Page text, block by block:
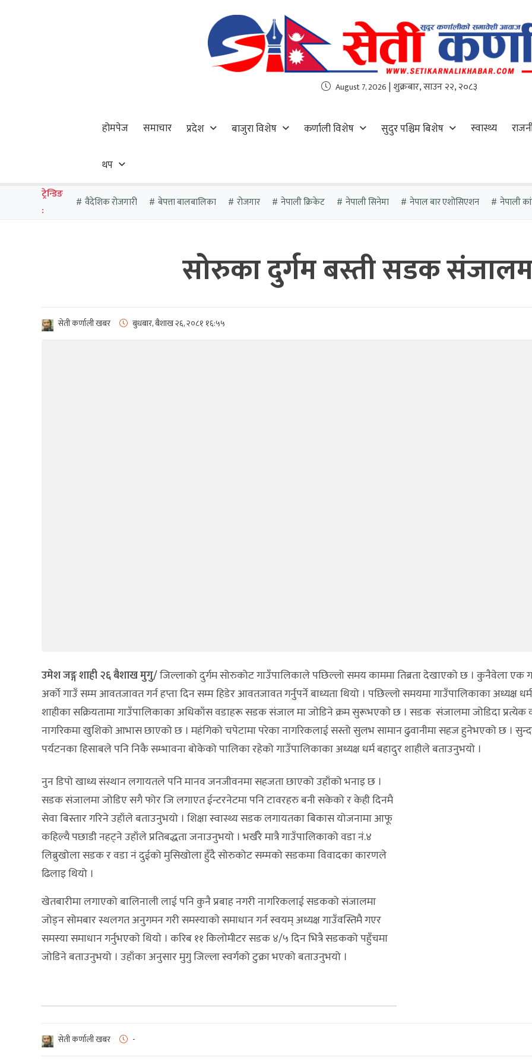
August 7, 2026 | शुक्रबार, साउन २२, २०८३
होमपेज समाचार प्रदेश बाजुरा विशेष कर्णाली विशेष सुदुर पश्चिम बिशेष स्वास्थ्य
थप
ट्रेन्डिङ
:
वैदेशिक रोजगारी बेपत्ता बालबालिका रोजगार नेपाली क्रिकेट नेपाली सिनेमा नेपाल बार एशोसिएशन नेपाली
सोरुका दुर्गम बस्ती सडक
सेती कर्णाली खबर बुधबार, बैशाख २६, २०८१ १६:५५
उमेश जङ्ग शाही२६ ब‌ैशाखमुगु/जिल्लाको दुर्गम सोरुकोट गाउँपालिकाले पछिल्लो समय काममा तिब्रता देखाएको छ । कुनैवेला एक
अर्काे गाउँ सम्म आवतजावत गर्न हप्ता दिन सम्म हिडेर आवतजावत गर्नुपर्ने बाध्यता थियो । पछिल्लाे समयमा गाउँपालिकाका अध्यक्ष
शाहीका सक्रियतामा गाउँपालिकाका अधिकाँस वडाहरू सडक संजाल मा जाेडिने क्रम सुरूभएकाे छ । सडक संजालमा जोडिदा प्रत्येक
नागरिकमा खुशिको आभास छाएको छ । महंगिको चपेटामा परेका नागरिकलाई सस्तो सुलभ सामान ढुवानीमा सहज हुनेभएको छ ।
पर्यटनका हिसाबले पनि निकै सम्भावना बोकेको पालिका रहेको गाउँपालिकाका अध्यक्ष धर्म बहादुर शाहीले बताउनुभयो ।
नुन डिपो खाध्य संस्थान लगायतले पनि मानव जनजीवनमा सहजता छाएको उहाँको भनाइ छ ।
सडक संजालमा जोडिए सगै फोर जि लगाएत ईन्टरनेटमा पनि टावरहरु बनी सकेको र केही दिनमै
सेवा बिस्तार गरिने उहाँले बताउनुभयो । शिक्षा स्वास्थ्य सडक लगायतका बिकास योजनामा आफू
कहिल्यै पछाडी नहट्ने उहाँले प्रतिबद्धता जनाउनुभयो । भर्खरै मात्रै गाउँपालिकाको वडा नं.४
लिब्रुखोला सडक र वडा नं दुईको मुसिखोला हुँदै सोरुकोट सम्मको सडकमा विवादका कारणले
ढिलाइ थियो ।
खेतबारीमा लगाएको बालिनाली लाई पनि कुनै प्रबाह नगरी नागरिकलाई सडकको संजालमा
जोड्न सोमबार स्थलगत अनुगमन गरी समस्याकाे समाधान गर्न स्वयम् अध्यक्ष गाउँवस्तिमै गएर
समस्या समाधान गर्नुभएकाे थियाे । करिब ११ किलोमीटर सडक ४/५ दिन भित्रै सडकको पहुँचमा
जोडिने बताउनुभयो । उहाँका अनुसार मुगु जिल्ला स्वर्गको टुक्रा भएको बताउनुभयो ।
सेती कर्णाली खबर -